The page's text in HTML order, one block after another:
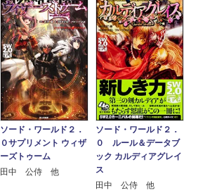
ソード・ワールド２．
０サプリメント ウィザ
ーズトゥーム
田中 公侍 他
ソード・ワールド２．
０ ルール＆データブ
ック カルディアグレイ
ス
田中 公侍 他